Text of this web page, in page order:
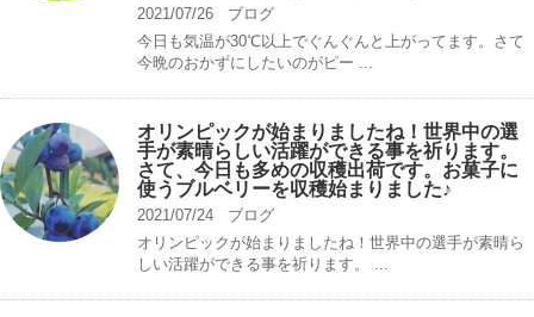
2021/07/26
ブログ
今日も気温が30℃以上でぐんぐんと上がってます。さて
今晩のおかずにしたいのがピー ...
オリンピックが始まりましたね！世界中の選
手が素晴らしい活躍ができる事を祈ります。
さて、今日も多めの収穫出荷です。お菓子に
使うブルベリーを収穫始まりました♪
2021/07/24
ブログ
オリンピックが始まりましたね！世界中の選手が素晴ら
しい活躍ができる事を祈ります。 ...